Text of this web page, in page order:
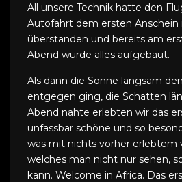
All unsere Technik hatte den
Autofahrt dem ersten Anschein
überstanden und bereits am
Abend wurde alles aufgebaut.
Als dann die Sonne langsam
entgegen ging, die Schatten
Abend nahte erlebten wir das
unfassbar schöne und so
was mit nichts vorher erlebtem
welches man nicht nur sehen,
kann. Welcome in Africa. Das